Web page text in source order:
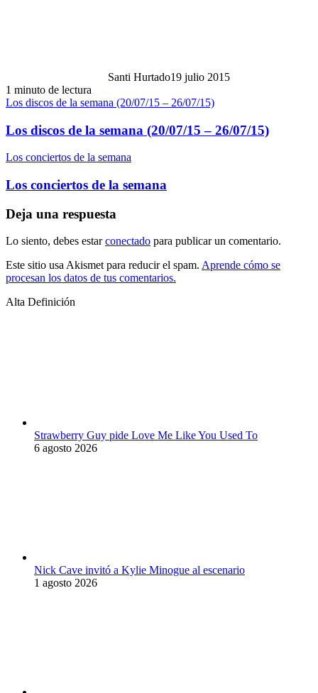
Santi Hurtado19 julio 2015
1 minuto de lectura
Los discos de la semana (20/07/15 – 26/07/15)
Los discos de la semana (20/07/15 – 26/07/15)
Los conciertos de la semana
Los conciertos de la semana
Deja una respuesta
Lo siento, debes estarconectado para publicar un comentario.
Este sitio usa Akismet para reducir el spam. Aprende cómo se
procesan los datos de tus comentarios.
Alta Definición
Strawberry Guy pide Love Me Like You Used To
6 agosto 2026
Nick Cave invitó a Kylie Minogue al escenario
1 agosto 2026